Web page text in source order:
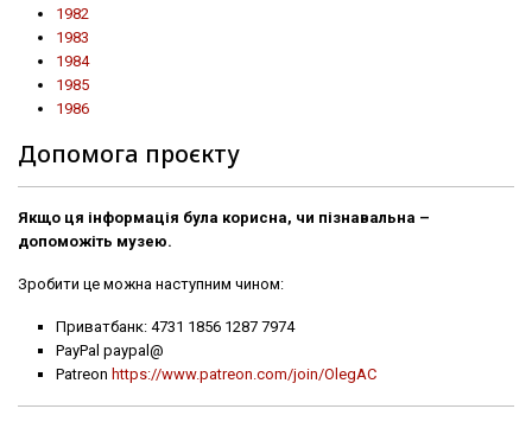
1982
1983
1984
1985
1986
Допомога проєкту
Якщо ця інформація була корисна, чи пізнавальна –
допоможіть музею.
Зробити це можна наступним чином:
Приватбанк: 4731 1856 1287 7974
PayPal paypal@
Patreon https://www.patreon.com/join/OlegAC